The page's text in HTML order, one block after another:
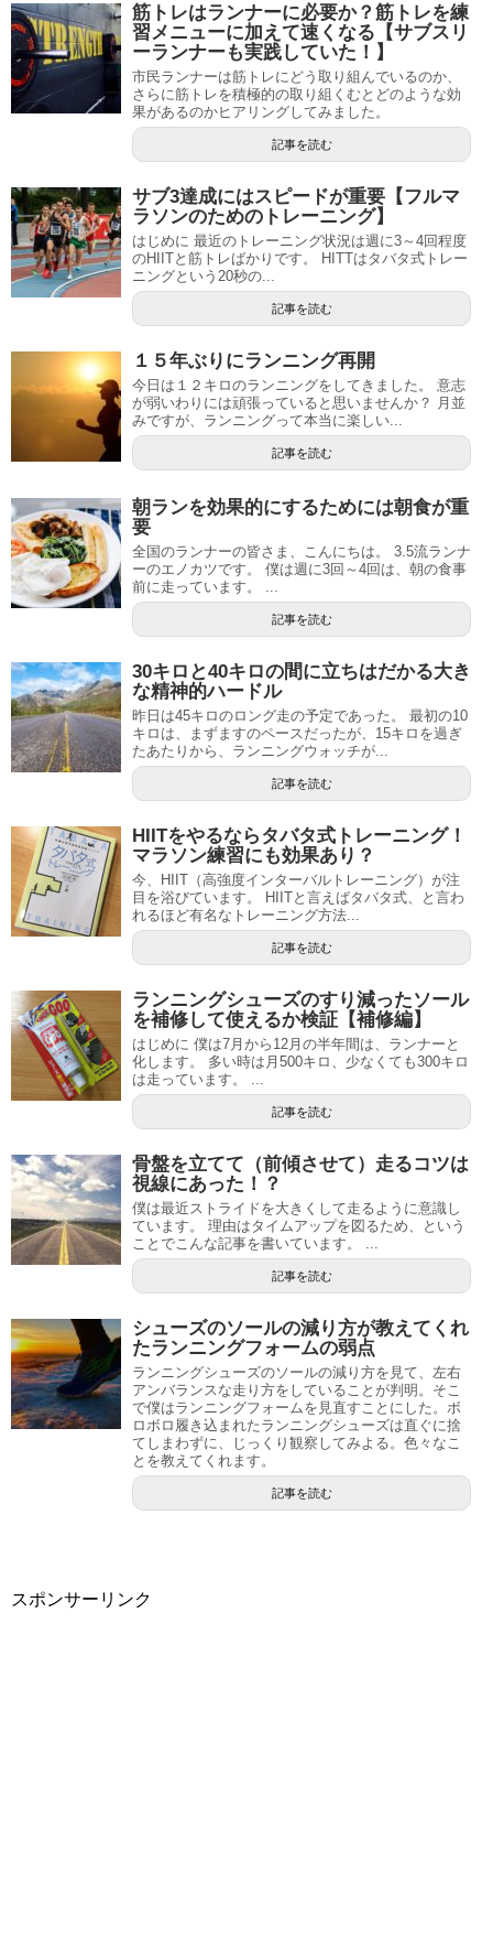
筋トレはランナーに必要か？筋トレを練
習メニューに加えて速くなる【サブスリ
ーランナーも実践していた！】
市民ランナーは筋トレにどう取り組んでいるのか、
さらに筋トレを積極的の取り組くむとどのような効
果があるのかヒアリングしてみました。
記事を読む
サブ3達成にはスピードが重要【フルマ
ラソンのためのトレーニング】
はじめに 最近のトレーニング状況は週に3～4回程度
のHIITと筋トレばかりです。 HITTはタバタ式トレー
ニングという20秒の...
記事を読む
１５年ぶりにランニング再開
今日は１２キロのランニングをしてきました。 意志
が弱いわりには頑張っていると思いませんか？ 月並
みですが、ランニングって本当に楽しい...
記事を読む
朝ランを効果的にするためには朝食が重
要
全国のランナーの皆さま、こんにちは。 3.5流ランナ
ーのエノカツです。 僕は週に3回～4回は、朝の食事
前に走っています。 ...
記事を読む
30キロと40キロの間に立ちはだかる大き
な精神的ハードル
昨日は45キロのロング走の予定であった。 最初の10
キロは、まずますのペースだったが、15キロを過ぎ
たあたりから、ランニングウォッチが...
記事を読む
HIITをやるならタバタ式トレーニング！
マラソン練習にも効果あり？
今、HIIT（高強度インターバルトレーニング）が注
目を浴びています。 HIITと言えばタバタ式、と言わ
れるほど有名なトレーニング方法...
記事を読む
ランニングシューズのすり減ったソール
を補修して使えるか検証【補修編】
はじめに 僕は7月から12月の半年間は、ランナーと
化します。 多い時は月500キロ、少なくても300キロ
は走っています。 ...
記事を読む
骨盤を立てて（前傾させて）走るコツは
視線にあった！？
僕は最近ストライドを大きくして走るように意識し
ています。 理由はタイムアップを図るため、という
ことでこんな記事を書いています。 ...
記事を読む
シューズのソールの減り方が教えてくれ
たランニングフォームの弱点
ランニングシューズのソールの減り方を見て、左右
アンバランスな走り方をしていることが判明。そこ
で僕はランニングフォームを見直すことにした。ボ
ロボロ履き込まれたランニングシューズは直ぐに捨
てしまわずに、じっくり観察してみよる。色々なこ
とを教えてくれます。
記事を読む
スポンサーリンク